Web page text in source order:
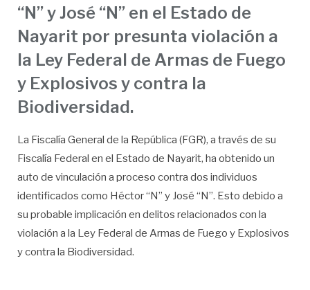
“N” y José “N” en el Estado de
Nayarit por presunta violación a
la Ley Federal de Armas de Fuego
y Explosivos y contra la
Biodiversidad.
La Fiscalía General de la República (FGR), a través de su
Fiscalía Federal en el Estado de Nayarit, ha obtenido un
auto de vinculación a proceso contra dos individuos
identificados como Héctor “N” y José “N”. Esto debido a
su probable implicación en delitos relacionados con la
violación a la Ley Federal de Armas de Fuego y Explosivos
y contra la Biodiversidad.